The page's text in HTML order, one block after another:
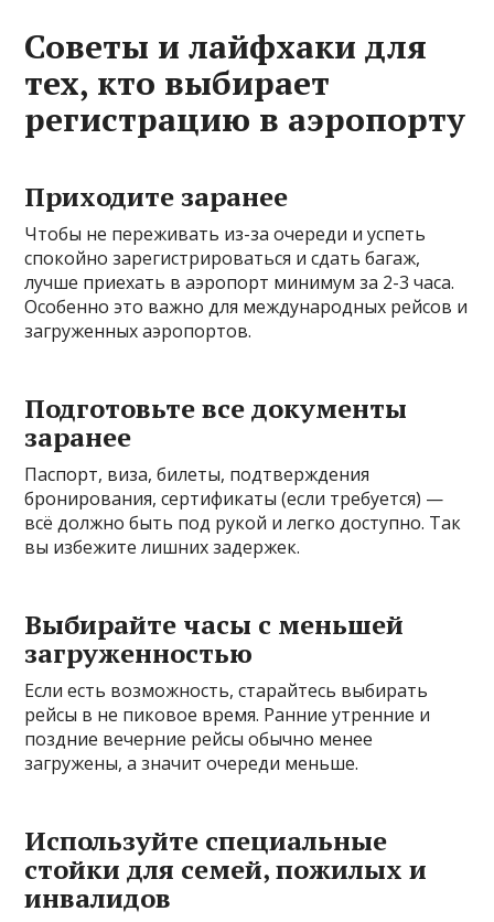
Советы и лайфхаки для
тех, кто выбирает
регистрацию в аэропорту
Приходите заранее
Чтобы не переживать из-за очереди и успеть
спокойно зарегистрироваться и сдать багаж,
лучше приехать в аэропорт минимум за 2-3 часа.
Особенно это важно для международных рейсов и
загруженных аэропортов.
Подготовьте все документы
заранее
Паспорт, виза, билеты, подтверждения
бронирования, сертификаты (если требуется) —
всё должно быть под рукой и легко доступно. Так
вы избежите лишних задержек.
Выбирайте часы с меньшей
загруженностью
Если есть возможность, старайтесь выбирать
рейсы в не пиковое время. Ранние утренние и
поздние вечерние рейсы обычно менее
загружены, а значит очереди меньше.
Используйте специальные
стойки для семей, пожилых и
инвалидов